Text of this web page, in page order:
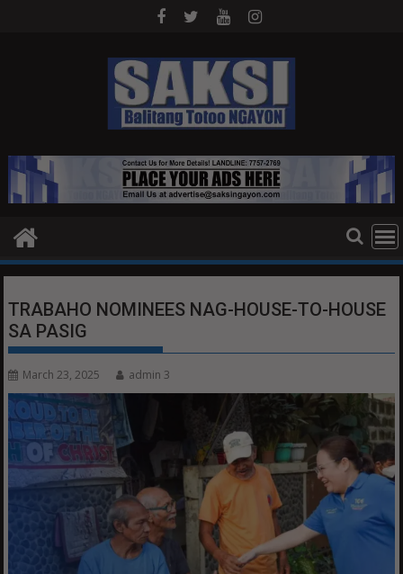
TRABAHO NOMINEES NAG-HOUSE-TO-HOUSE
SA PASIG
March 23, 2025 admin 3